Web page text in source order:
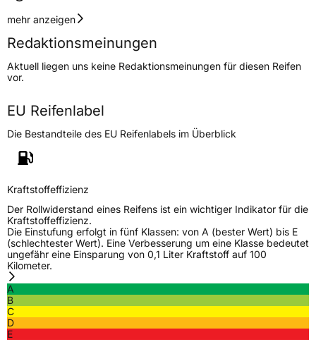
Geschwindigkeitsindex
Höchstgeschwindigkeit
190 km/h
Lastindex88
Höchstlast560 kg
Generelle Merkmale
Fahrzeugtyp
VerwendungSommerreifen
ModellnameRGS02
FahrzeugartPKW & SUV
Weitere Eigenschaften
SchlauchtypTL
ZustandNeureifen
mehr anzeigen
Redaktionsmeinungen
Aktuell liegen uns keine Redaktionsmeinungen für diesen Reifen
vor.
EU Reifenlabel
Die Bestandteile des EU Reifenlabels im Überblick
Kraftstoffeffizienz
Der Rollwiderstand eines Reifens ist ein wichtiger Indikator für die
Kraftstoffeffizienz.
Die Einstufung erfolgt in fünf Klassen: von A (bester Wert) bis E
(schlechtester Wert). Eine Verbesserung um eine Klasse bedeutet
ungefähr eine Einsparung von 0,1 Liter Kraftstoff auf 100
Kilometer.
A
B
C
D
E